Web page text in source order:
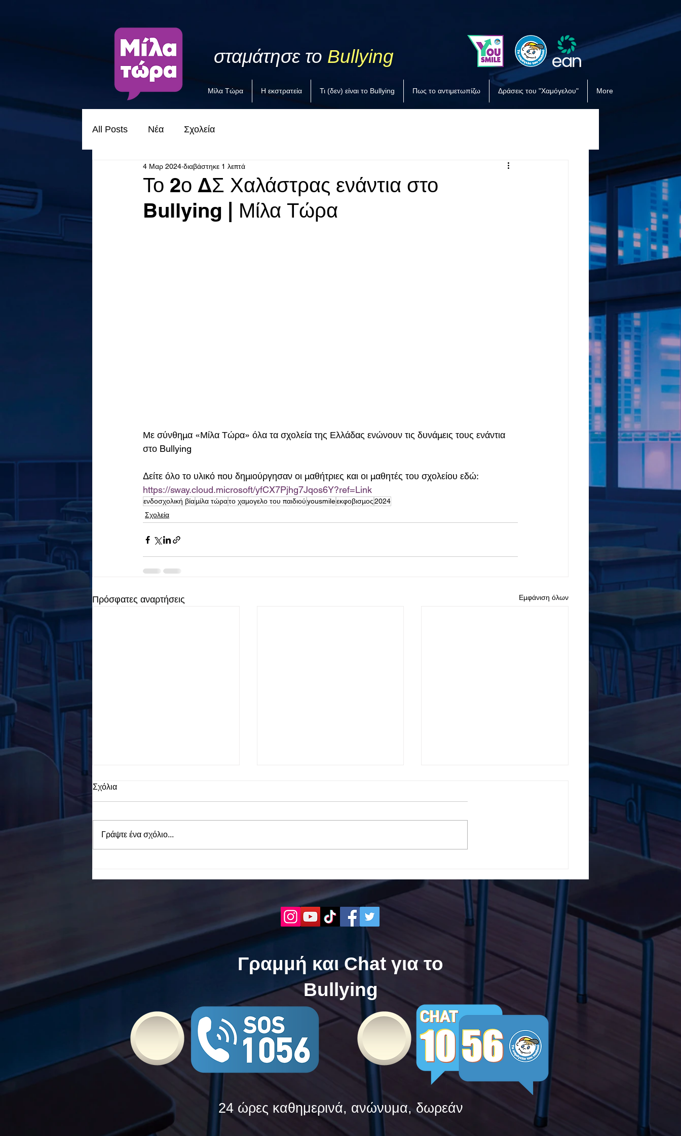
σταμάτησε το Bullying
Μίλα Τώρα Η εκστρατεία Τι (δεν) είναι το Bullying Πως το αντιμετωπίζω Δράσεις του "Χαμόγελου" More
All Posts Νέα Σχολεία
Το 2ο ΔΣ Χαλάστρας ενάντια στο
Bullying | Μίλα Τώρα
4 Μαρ 2024 διαβάστηκε 1 λεπτά
Με σύνθημα «Μίλα Τώρα» όλα τα σχολεία της Ελλάδας ενώνουν τις δυνάμεις τους ενάντια
στο Bullying
Δείτε όλο το υλικό που δημιούργησαν οι μαθήτριες και οι μαθητές του σχολείου εδώ:
https://sway.cloud.microsoft/yfCX7Pjhg7Jqos6Y?ref=Link
ενδοσχολική βίαμίλα τώρατο χαμογελο του παιδιούyousmileεκφοβισμος2024
Σχολεία
Πρόσφατες αναρτήσεις Εμφάνιση όλων
Τώρα. Με σύνθημα "Μίλα
Τώρα" όλα τα σχολεία της
Ελλάδας ενώνουν τις
δυνάμεις τους ενάντια στο
Bullying
| Μίλα Τώρα. Με σύνθημα
"Μίλα Τώρα" όλα τα σχολεία
της Ελλάδας ενώνουν τις
δυνάμεις τους ενάντια στο
Σχόλια
Γράψτε ένα σχόλιο...
Γραμμή και Chat για το
Bullying
24 ώρες καθημερινά, ανώνυμα, δωρεάν